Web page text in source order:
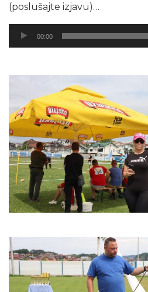
(poslušajte izjavu)…
Audio
Player
00:00